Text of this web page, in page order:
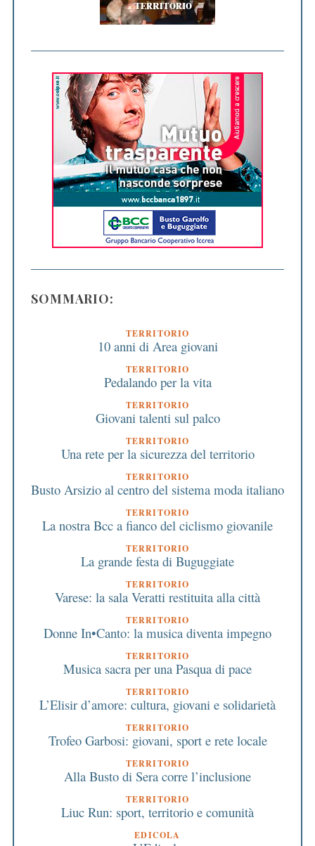
SOMMARIO:
TERRITORIO
10 anni di Area giovani
TERRITORIO
Pedalando per la vita
TERRITORIO
Giovani talenti sul palco
TERRITORIO
Una rete per la sicurezza del territorio
TERRITORIO
Busto Arsizio al centro del sistema moda italiano
TERRITORIO
La nostra Bcc a fianco del ciclismo giovanile
TERRITORIO
La grande festa di Buguggiate
TERRITORIO
Varese: la sala Veratti restituita alla città
TERRITORIO
Donne In•Canto: la musica diventa impegno
TERRITORIO
Musica sacra per una Pasqua di pace
TERRITORIO
L’Elisir d’amore: cultura, giovani e solidarietà
TERRITORIO
Trofeo Garbosi: giovani, sport e rete locale
TERRITORIO
Alla Busto di Sera corre l’inclusione
TERRITORIO
Liuc Run: sport, territorio e comunità
EDICOLA